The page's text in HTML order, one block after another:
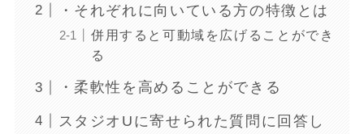
・それぞれに向いている方の特徴とは
併用すると可動域を広げることができ
る
・柔軟性を高めることができる
スタジオUに寄せられた質問に回答し